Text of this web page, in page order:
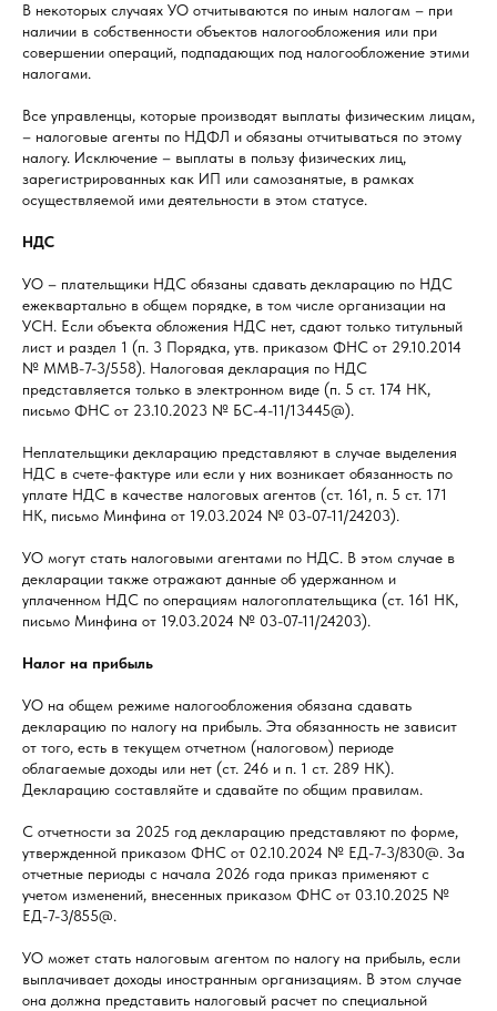
В некоторых случаях УО отчитываются по иным налогам – при
наличии в собственности объектов налогообложения или при
совершении операций, подпадающих под налогообложение этими
налогами.
Все управленцы, которые производят выплаты физическим лицам,
– налоговые агенты по НДФЛ и обязаны отчитываться по этому
налогу. Исключение – выплаты в пользу физических лиц,
зарегистрированных как ИП или самозанятые, в рамках
осуществляемой ими деятельности в этом статусе.
НДС
УО – плательщики НДС обязаны сдавать декларацию по НДС
ежеквартально в общем порядке, в том числе организации на
УСН. Если объекта обложения НДС нет, сдают только титульный
лист и раздел 1 (п. 3 Порядка, утв. приказом ФНС от 29.10.2014
№ ММВ-7-3/558). Налоговая декларация по НДС
представляется только в электронном виде (п. 5 ст. 174 НК,
письмо ФНС от 23.10.2023 № БС-4-11/13445@).
Неплательщики декларацию представляют в случае выделения
НДС в счете-фактуре или если у них возникает обязанность по
уплате НДС в качестве налоговых агентов (ст. 161, п. 5 ст. 171
НК, письмо Минфина от 19.03.2024 № 03-07-11/24203).
УО могут стать налоговыми агентами по НДС. В этом случае в
декларации также отражают данные об удержанном и
уплаченном НДС по операциям налогоплательщика (ст. 161 НК,
письмо Минфина от 19.03.2024 № 03-07-11/24203).
Налог на прибыль
УО на общем режиме налогообложения обязана сдавать
декларацию по налогу на прибыль. Эта обязанность не зависит
от того, есть в текущем отчетном (налоговом) периоде
облагаемые доходы или нет (ст. 246 и п. 1 ст. 289 НК).
Декларацию составляйте и сдавайте по общим правилам.
С отчетности за 2025 год декларацию представляют по форме,
утвержденной приказом ФНС от 02.10.2024 № ЕД-7-3/830@. За
отчетные периоды с начала 2026 года приказ применяют с
учетом изменений, внесенных приказом ФНС от 03.10.2025 №
ЕД-7-3/855@.
УО может стать налоговым агентом по налогу на прибыль, если
выплачивает доходы иностранным организациям. В этом случае
она должна представить налоговый расчет по специальной